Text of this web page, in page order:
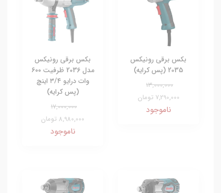
بکس برقی رونیکس
2035 (پس کرایه)
13,000,000
7,290,000 تومان
ناموجود
بکس برقی رونیکس
مدل 2036 ظرفیت ۶۰۰
وات درایو ۳/۴ اینچ
(پس کرایه)
17,000,000
8,980,000 تومان
ناموجود